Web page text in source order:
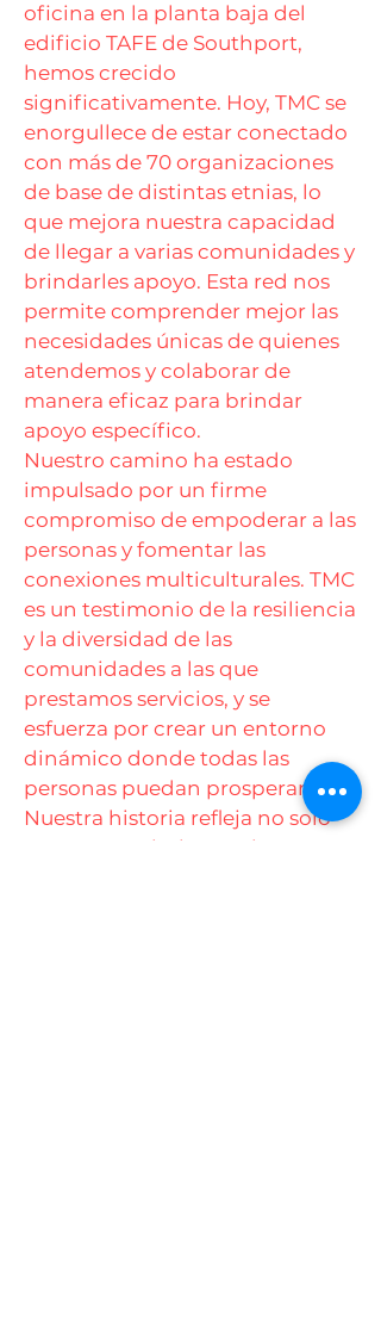
oficina en la planta baja del
edificio TAFE de Southport,
hemos crecido
significativamente. Hoy, TMC se
enorgullece de estar conectado
con más de 70 organizaciones
de base de distintas etnias, lo
que mejora nuestra capacidad
de llegar a varias comunidades y
brindarles apoyo. Esta red nos
permite comprender mejor las
necesidades únicas de quienes
atendemos y colaborar de
manera eficaz para brindar
apoyo específico.
Nuestro camino ha estado
impulsado por un firme
compromiso de empoderar a las
personas y fomentar las
conexiones multiculturales. TMC
es un testimonio de la resiliencia
y la diversidad de las
comunidades a las que
prestamos servicios, y se
esfuerza por crear un entorno
dinámico donde todas las
personas puedan prosperar.
Nuestra historia refleja no solo
nuestro crecimiento, sino